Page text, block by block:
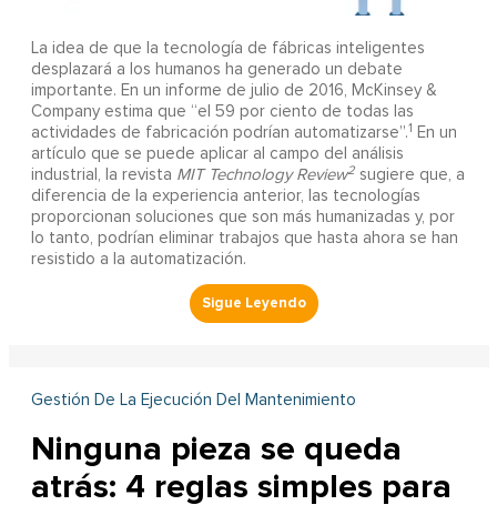
La idea de que la tecnología de fábricas inteligentes
desplazará a los humanos ha generado un debate
importante. En un informe de julio de 2016, McKinsey &
Company estima que “el 59 por ciento de todas las
actividades de fabricación podrían automatizarse”.1
En un
artículo que se puede aplicar al campo del análisis
industrial, la revista MIT Technology Review2sugiere que, a
diferencia de la experiencia anterior, las tecnologías
proporcionan soluciones que son más humanizadas y, por
lo tanto, podrían eliminar trabajos que hasta ahora se han
resistido a la automatización.
Gestión De La Ejecución Del Mantenimiento
Ninguna pieza se queda
atrás: 4 reglas simples para